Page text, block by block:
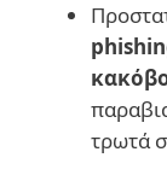
τρωτά